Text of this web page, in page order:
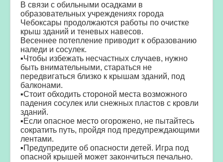
В связи с обильными осадками в
образовательных учреждениях города
Чебоксары продолжаются работы по очистке
крыш зданий и теневых навесов.
Весеннее потепление приводит к образованию
наледи и сосулек.
▪️Чтобы избежать несчастных случаев, нужно
быть внимательными, стараться не
передвигаться близко к крышам зданий, под
балконами.
▪️Стоит обходить стороной места возможного
падения сосулек или снежных пластов с кровли
зданий.
▪️Если опасное место огорожено, не пытайтесь
сократить путь, пройдя под предупреждающими
лентами.
▪️Предупредите об опасности детей. Игра под
опасной крышей может закончиться печально.